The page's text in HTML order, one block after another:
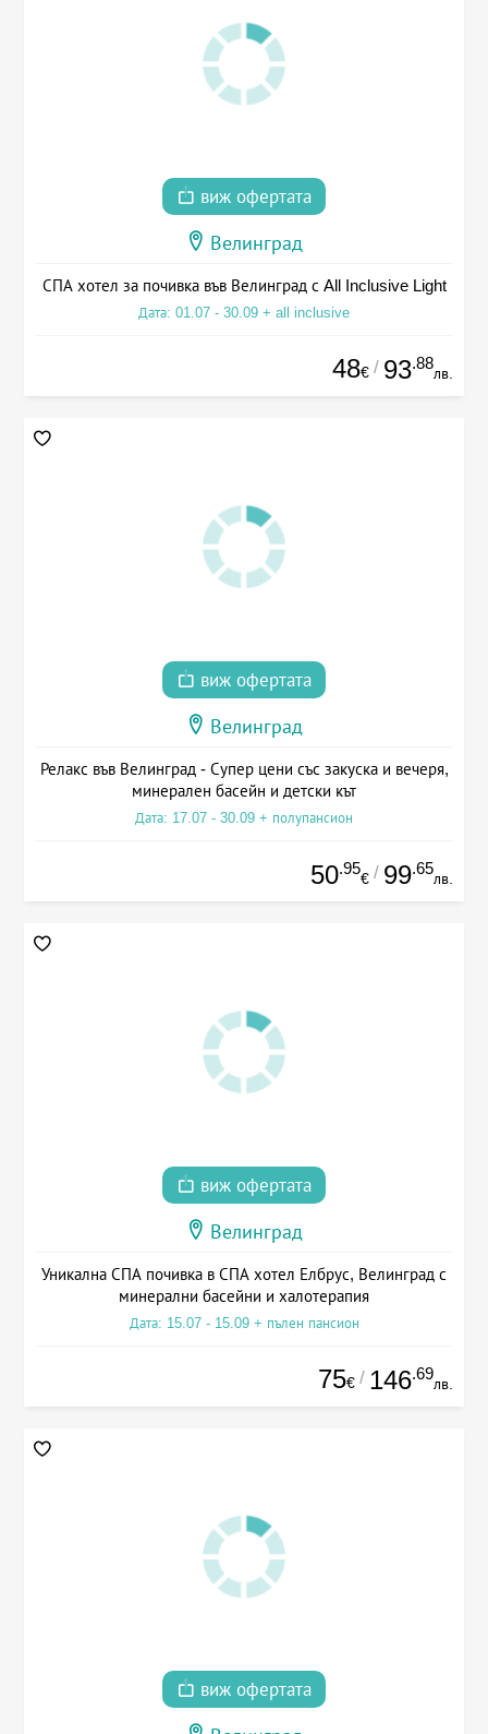
виж офертата
Велинград
СПА хотел за почивка във Велинград с All Inclusive Light
Дата: 01.07 - 30.09 + all inclusive
48€ / 93.88
лв.
виж офертата
Велинград
Релакс във Велинград - Супер цени със закуска и вечеря,
минерален басейн и детски кът
Дата: 17.07 - 30.09 + полупансион
50.95
€ / 99.65
лв.
виж офертата
Велинград
Уникална СПА почивка в СПА хотел Елбрус, Велинград с
минерални басейни и халотерапия
Дата: 15.07 - 15.09 + пълен пансион
75€ / 146.69
лв.
виж офертата